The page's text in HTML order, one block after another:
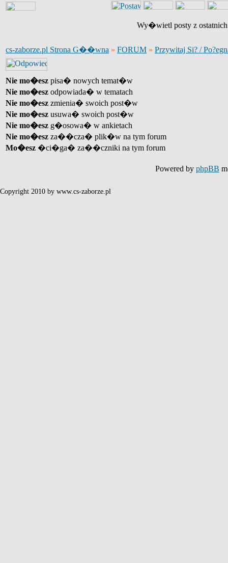
Wy�wietl posty z
cs-zaborze.pl Strona G��wna » FORUM » Przywitaj Si? /
Nie mo�esz pisa� nowych temat�w
Nie mo�esz odpowiada� w tematach
Nie mo�esz zmienia� swoich post�w
Nie mo�esz usuwa� swoich post�w
Nie mo�esz g�osowa� w ankietach
Nie mo�esz za��cza� plik�w na tym forum
Mo�esz �ci�ga� za��czniki na tym forum
Powered by phpBB
Copyright 2010 by www.cs-zaborze.pl